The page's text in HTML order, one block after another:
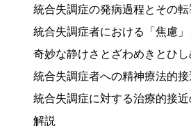
統合失調症の発病過程とその転
統合失調症者における「焦慮」
奇妙な静けさとざわめきとひ
統合失調症者への精神療法的接
統合失調症に対する治療的接近
解説